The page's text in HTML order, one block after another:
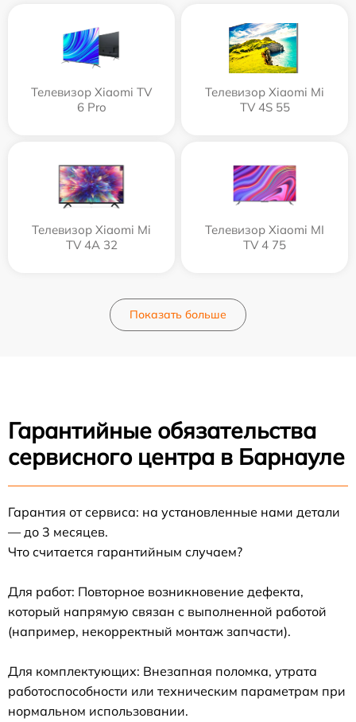
Телевизор Xiaomi TV
6 Pro
Телевизор Xiaomi Mi
TV 4S 55
Телевизор Xiaomi Mi
TV 4A 32
Телевизор Xiaomi MI
TV 4 75
Показать больше
Гарантийные обязательства
сервисного центра в Барнауле
Гарантия от сервиса: на установленные нами детали
— до 3 месяцев.
Что считается гарантийным случаем?
Для работ: Повторное возникновение дефекта,
который напрямую связан с выполненной работой
(например, некорректный монтаж запчасти).
Для комплектующих: Внезапная поломка, утрата
работоспособности или техническим параметрам при
нормальном использовании.